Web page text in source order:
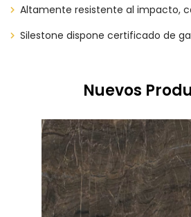
Altamente resistente al impacto,
Silestone dispone certificado de
Nuevos